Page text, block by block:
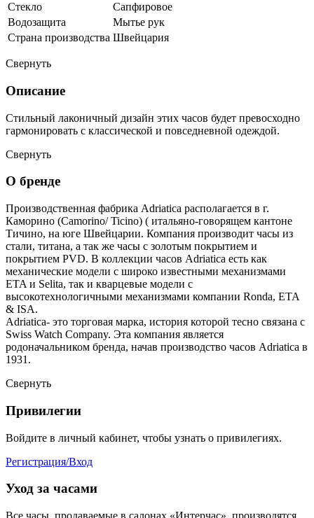
Стекло
Сапфировое
Водозащита
Мытье рук
Страна производства Швейцария
Свернуть
Описание
Стильный лаконичный дизайн этих часов будет превосходно
гармонировать с классической и повседневной одеждой.
Свернуть
О бренде
Производственная фабрика Adriatica располагается в г.
Каморино (Camorino/ Ticino) ( итальяно-говорящем кантоне
Тичино, на юге Швейцарии. Компания производит часы из
стали, титана, а так же часы с золотым покрытием и
покрытием PVD. В коллекции часов Adriatica есть как
механические модели с широко известными механизмами
ETA и Selita, так и кварцевые модели с
высокотехнологичными механизмами компании Ronda, ETA
& ISA.
Adriatica- это торговая марка, история которой тесно связана с
Swiss Watch Company. Эта компания является
родоначальником бренда, начав производство часов Adriatica в
1931.
Свернуть
Привилегии
Войдите в личный кабинет, чтобы узнать о привилегиях.
Регистрация/Вход
Уход за часами
Все часы, продаваемые в салонах «Интерчас», производятся